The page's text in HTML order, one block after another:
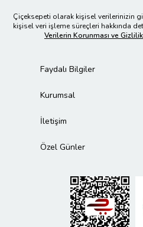
Çiçeksepeti olarak kişisel verilerinizin
kişisel veri işleme süreçleri hakkında
Verilerin Korunması ve
Faydalı Bilgiler
Kurumsal
İletişim
Özel Günler